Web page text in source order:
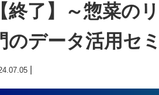
【終了】～惣菜の
のデータ活用セ